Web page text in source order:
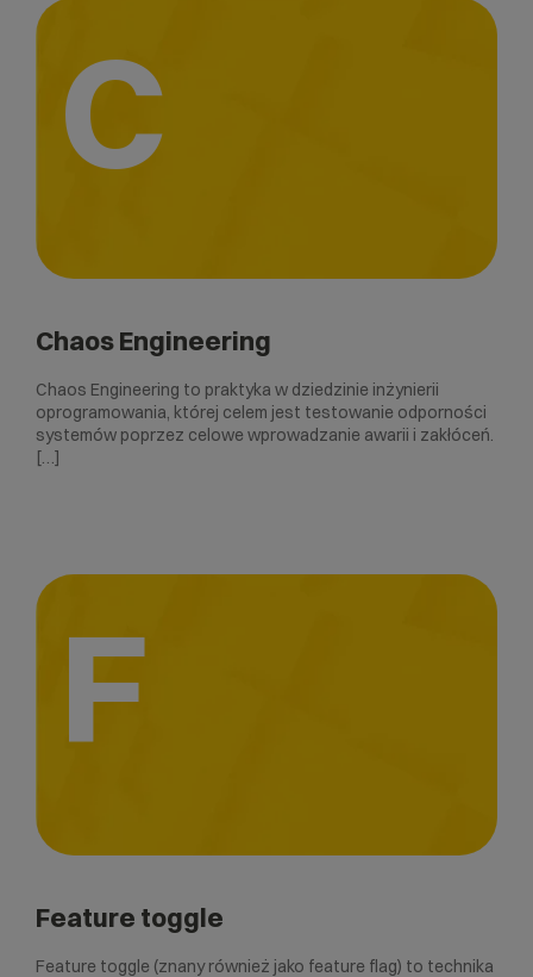
C
Chaos Engineering
Chaos Engineering to praktyka w dziedzinie inżynierii
oprogramowania, której celem jest testowanie odporności
systemów poprzez celowe wprowadzanie awarii i zakłóceń.
[…]
F
Feature toggle
Feature toggle (znany również jako feature flag) to technika